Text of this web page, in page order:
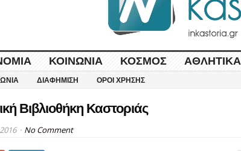
ΚΟΙΝΩΝΊΑ ΚΌΣΜΟΣ ΑΘΛΗΤΙΚΆ
ΔΙΑΦΉΜΙΣΗ ΌΡΟΙ ΧΡΉΣΗΣ
Βιβλιοθήκη Καστοριάς
No Comment